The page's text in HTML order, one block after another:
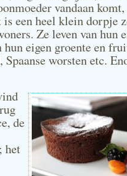
vandaan
een heel klein dorpje
Ze leven van hun
eigen groente en
worsten etc.
de
het